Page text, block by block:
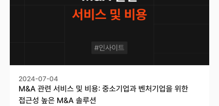
2024-07-04
M&A 관련 서비스 및 비용: 중소기업과 벤처기업을 위한
접근성 높은 M&A 솔루션